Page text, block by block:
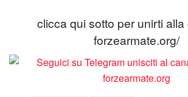
clicca qui sotto per unirti
forzearmate.org/